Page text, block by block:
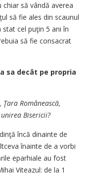
să vândă averea
să fie ales din scaunul
cel puţin 5 ani în
să fie consacrat
sa decât pe propria
Românească,
Bisericii?
încă dinainte de
înainte de a vorbi
eparhiale au fost
Viteazul: de la 1